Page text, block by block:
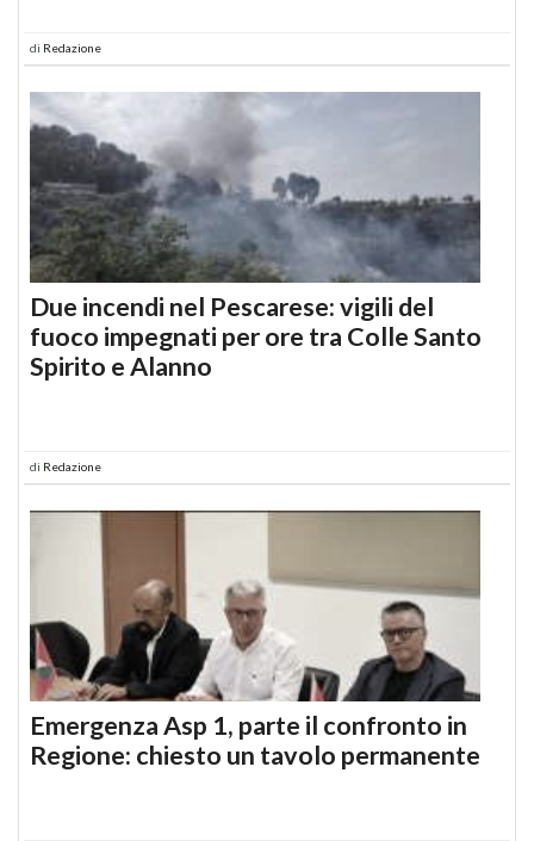
di Redazione
Due incendi nel Pescarese: vigili del
fuoco impegnati per ore tra Colle Santo
Spirito e Alanno
di Redazione
Emergenza Asp 1, parte il confronto in
Regione: chiesto un tavolo permanente